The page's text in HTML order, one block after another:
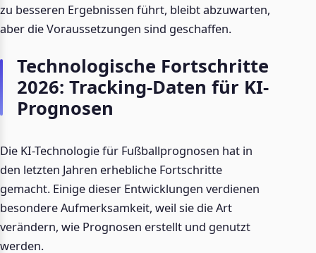
zu besseren Ergebnissen führt, bleibt abzuwarten,
aber die Voraussetzungen sind geschaffen.
Technologische Fortschritte
2026: Tracking-Daten für KI-
Prognosen
Die KI-Technologie für Fußballprognosen hat in
den letzten Jahren erhebliche Fortschritte
gemacht. Einige dieser Entwicklungen verdienen
besondere Aufmerksamkeit, weil sie die Art
verändern, wie Prognosen erstellt und genutzt
werden.